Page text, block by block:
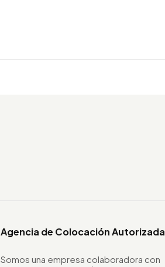
Agencia de Colocación Autorizada
Somos una empresa colaboradora con